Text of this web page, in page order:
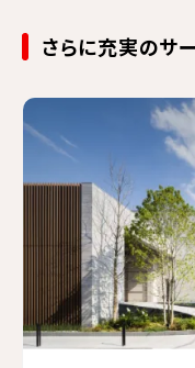
さらに充実のサ